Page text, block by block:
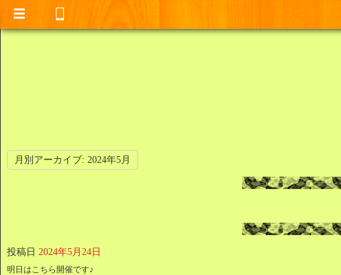
月別アーカイブ: 2024年5月
投稿日 2024年5月24日
明日はこちら開催です♪